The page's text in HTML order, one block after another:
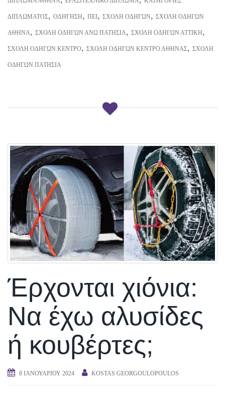
ΔΙΠΛΏΜΑΤΟΣ, ΟΔΉΓΗΣΗ, ΠΕΙ, ΣΧΟΛΉ ΟΔΗΓΏΝ, ΣΧΟΛΉ ΟΔΗΓΏΝ
ΑΘΉΝΑ, ΣΧΟΛΉ ΟΔΗΓΏΝ ΆΝΩ ΠΑΤΉΣΙΑ, ΣΧΟΛΉ ΟΔΗΓΏΝ ΑΤΤΙΚΉ,
ΣΧΟΛΉ ΟΔΗΓΏΝ ΚΈΝΤΡΟ, ΣΧΟΛΉ ΟΔΗΓΏΝ ΚΈΝΤΡΟ ΑΘΉΝΑΣ, ΣΧΟΛΉ
ΟΔΗΓΏΝ ΠΑΤΉΣΙΑ
Έρχονται χιόνια:
Να έχω αλυσίδες
ή κουβέρτες;
8 ΙΑΝΟΥΑΡΊΟΥ 2024 KOSTAS GEORGOULOPOULOS